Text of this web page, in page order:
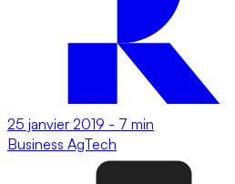
25 janvier 2019 - 7 min
Business AgTech